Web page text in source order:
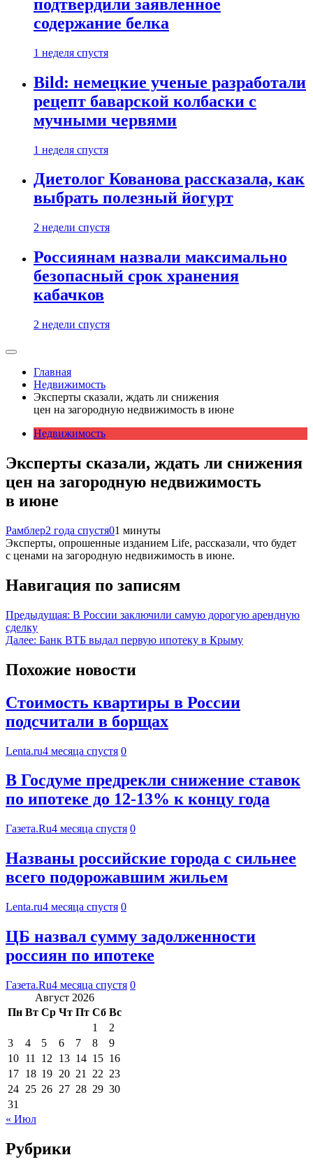
подтвердили заявленное
содержание белка
1 неделя спустя
Bild: немецкие ученые разработали
рецепт баварской колбаски с
мучными червями
1 неделя спустя
Диетолог Кованова рассказала, как
выбрать полезный йогурт
2 недели спустя
Россиянам назвали максимально
безопасный срок хранения
кабачков
2 недели спустя
Главная
Недвижимость
Эксперты сказали, ждать ли снижения
цен на загородную недвижимость в июне
Недвижимость
Эксперты сказали, ждать ли снижения
цен на загородную недвижимость
в июне
Рамблер2 года спустя01 минуты
Эксперты, опрошенные изданием Life, рассказали, что будет
с ценами на загородную недвижимость в июне.
Навигация по записям
Предыдущая: В России заключили самую дорогую арендную
сделку
Далее: Банк ВТБ выдал первую ипотеку в Крыму
Похожие новости
Стоимость квартиры в России
подсчитали в борщах
Lenta.ru4 месяца спустя 0
В Госдуме предрекли снижение ставок
по ипотеке до 12-13% к концу года
Газета.Ru4 месяца спустя 0
Названы российские города с сильнее
всего подорожавшим жильем
Lenta.ru4 месяца спустя 0
ЦБ назвал сумму задолженности
россиян по ипотеке
Газета.Ru4 месяца спустя 0
Август 2026
Пн Вт Ср Чт Пт Сб Вс
1
2
3
4 5 6 7 8
9
10 11 12 13 14 15 16
17 18 19 20 21 22 23
24 25 26 27 28 29 30
31
« Июл
Рубрики